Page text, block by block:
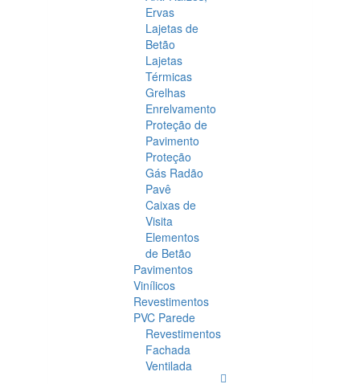
Ervas
Lajetas de
Betão
Lajetas
Térmicas
Grelhas
Enrelvamento
Proteção de
Pavimento
Proteção
Gás Radão
Pavê
Caixas de
Visita
Elementos
de Betão
Pavimentos
Vinílicos
Revestimentos
PVC Parede
Revestimentos
Fachada
Ventilada